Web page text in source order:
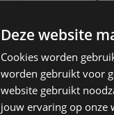
Bedrijf of
Website waarop
Deze website
Cookies worden
worden gebruikt voor
website gebruikt
jouw ervaring op onze